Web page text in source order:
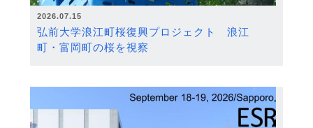
2026.07.15
弘前大学浪江町桜復興プロジェクト 浪江
町・富岡町の桜を視察